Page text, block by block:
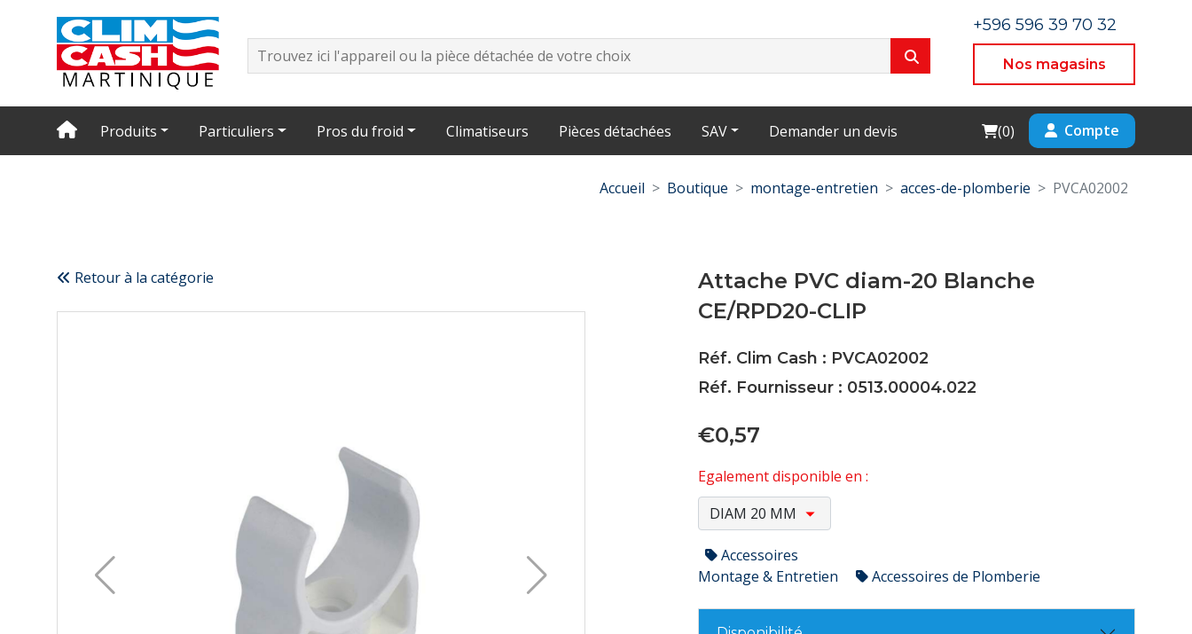
+596 596 39 70 32
Nos magasins
Produits Particuliers Pros du froid Climatiseurs Pièces détachées SAV Demander un devis Cart
(0) Compte
Accueil Boutique montage-entretien acces-de-plomberie PVCA02002
Retour à la catégorie
Attache PVC diam-20 Blanche
CE/RPD20-CLIP
Réf. Clim Cash : PVCA02002
Réf. Fournisseur : 0513.00004.022
€0,57
Egalement disponible en :
Accessoires
Montage & Entretien
Accessoires de Plomberie